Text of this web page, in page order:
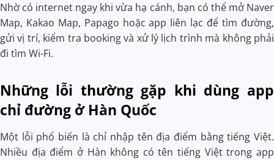
Nhờ có internet ngay khi vừa hạ cánh, bạn có thể mở Naver
Map, Kakao Map, Papago hoặc app liên lạc để tìm đường,
gửi vị trí, kiểm tra booking và xử lý lịch trình mà không phải
đi tìm Wi-Fi.
Những lỗi thường gặp khi dùng app
chỉ đường ở Hàn Quốc
Một lỗi phổ biến là chỉ nhập tên địa điểm bằng tiếng Việt.
Nhiều địa điểm ở Hàn không có tên tiếng Việt trong app